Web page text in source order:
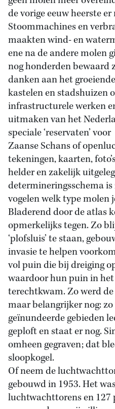
de vorige eeuw heerste
Stoommachines en
maakten wind- en
ene na de andere molen
nog honderden bewaard
danken aan het
kastelen en stadshuizen
infrastructurele werken
uitmaken van het
speciale ‘reservaten’
Zaanse Schans of
tekeningen, kaarten,
helder en zakelijk
determineringsschema
vogelen welk type molen
Bladerend door de atlas
opmerkelijks tegen. Zo
‘plofsluis’ te staan,
invasie te helpen
vol puin die bij dreiging
waardoor hun puin in
terechtkwam. Zo werd
maar belangrijker nog:
geïnundeerde gebieden
geploft en staat er nog.
omheen gegraven; dat
sloopkogel.
Of neem de
gebouwd in 1953. Het
luchtwachttorens en 127